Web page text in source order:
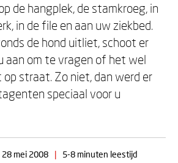
de hangplek, de stamkroeg, in
in de file en aan uw ziekbed.
de hond uitliet, schoot er
aan om te vragen of het wel
straat. Zo niet, dan werd er
speciaal voor u
28 mei 2008 | 5-8 minuten leestijd